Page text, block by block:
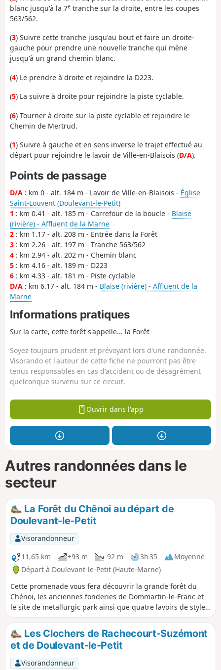
blanc jusqu'à la 7e tranche sur la droite, entre les coupes
563/562.
(3) Suivre cette tranche jusqu'au bout et faire un droite-
gauche pour prendre une nouvelle tranche qui mène
jusqu'à un grand chemin blanc.
(4) Le prendre à droite et rejoindre la D223.
(5) La suivre à droite pour rejoindre la piste cyclable.
(6) Tourner à droite sur la piste cyclable et rejoindre le
Chemin de Mertrud.
(1) Suivre à gauche et en sens inverse le trajet effectué au
départ pour rejoindre le lavoir de Ville-en-Blaisois (D/A).
Points de passage
D/A : km 0 - alt. 184 m - Lavoir de Ville-en-Blaisois - Église
Saint-Louvent (Doulevant-le-Petit)
1 : km 0.41 - alt. 185 m - Carrefour de la boucle - Blaise
(rivière) - Affluent de la Marne
2 : km 1.17 - alt. 208 m - Entrée dans la Forêt
3 : km 2.26 - alt. 197 m - Tranche 563/562
4 : km 2.94 - alt. 202 m - Chemin blanc
5 : km 4.16 - alt. 189 m - D223
6 : km 4.33 - alt. 181 m - Piste cyclable
D/A : km 6.17 - alt. 184 m - Blaise (rivière) - Affluent de la
Marne
Informations pratiques
Sur la carte, cette forêt s'appelle... la Forêt
Soyez toujours prudent et prévoyant lors d'une randonnée.
Visorando et l'auteur de cette fiche ne pourront pas être
tenus responsables en cas d'accident ou de désagrément
quelconque survenu sur ce circuit.
Ouvrir dans l'app
Autres randonnées dans le
secteur
La Forêt du Chênoi au départ de
Doulevant-le-Petit
Visorandonneur
11,65 km
+93 m -92 m 3h 35
Moyenne
Départ à Doulevant-le-Petit (Haute-Marne)
Cette promenade vous fera découvrir la grande forêt du
Chénoi, les anciennes fonderies de Dommartin-le-Franc et
le site de metallurgic park ainsi que quatre lavoirs de styles
différents.
Les Clochers de Rachecourt-Suzémont
et de Doulevant-le-Petit
Visorandonneur